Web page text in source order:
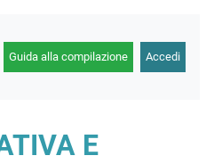
Guida alla compilazione Accedi
E